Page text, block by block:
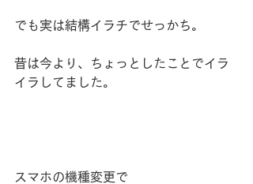
でも実は結構イラチでせっかち。
昔は今より、ちょっとしたことでイラ
イラしてました。
スマホの機種変更で